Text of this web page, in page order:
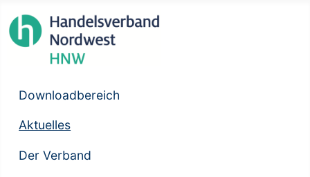
Downloadbereich
Aktuelles
Der Verband